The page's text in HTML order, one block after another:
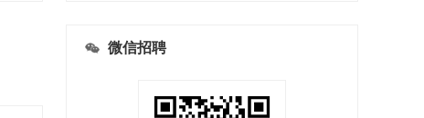
微信招聘